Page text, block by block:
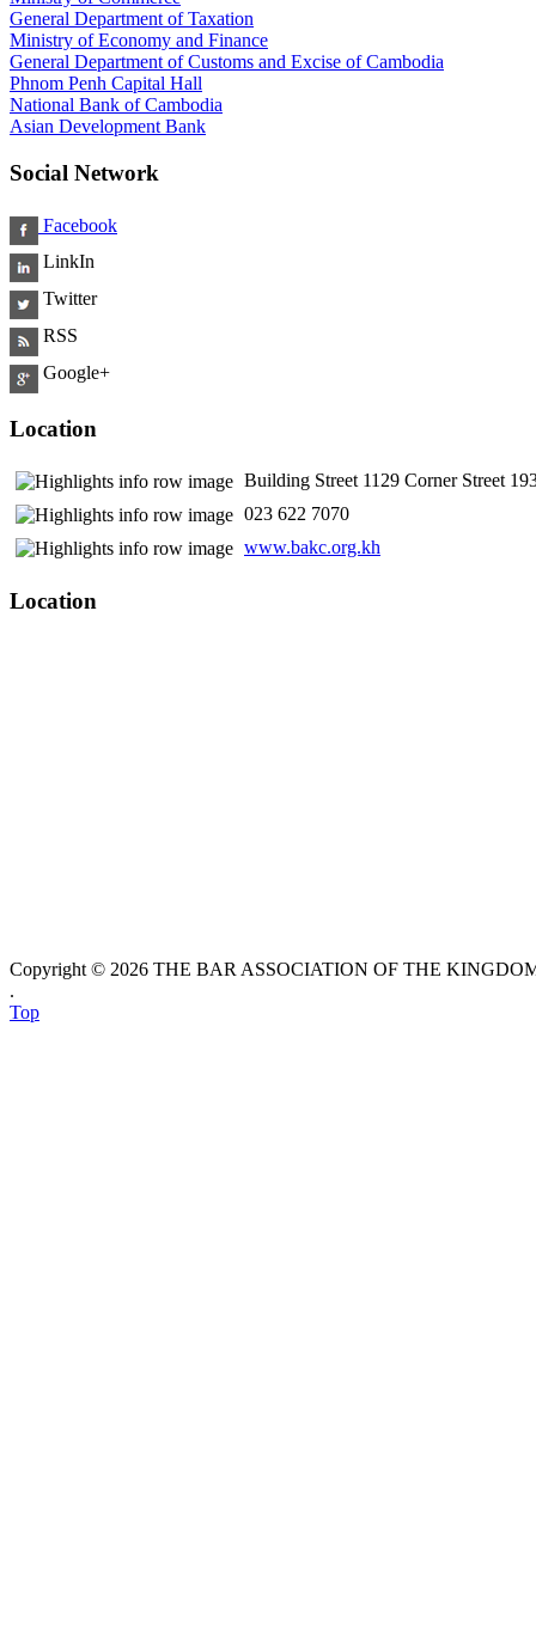
General Department of Taxation
Ministry of Economy and Finance
General Department of Customs and Excise of Cambodia
Phnom Penh Capital Hall
National Bank of Cambodia
Asian Development Bank
Social Network
Facebook
LinkIn
Twitter
RSS
Google+
Location
Building Street 1129 Corner Street
​ 023 622 7070
www.bakc.org.kh
Location
Copyright © 2026 THE BAR ASSOCIATION OF THE
.
Top